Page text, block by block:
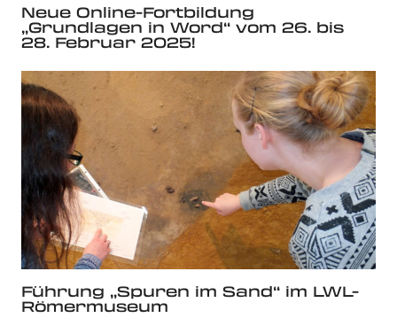
Neue Online-Fortbildung
„Grundlagen in Word“ vom 26. bis
28. Februar 2025!
Führung „Spuren im Sand“ im LWL-
Römermuseum